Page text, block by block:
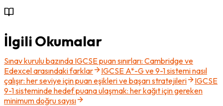
İlgili Okumalar
Sınav kurulu bazında IGCSE puan sınırları: Cambridge ve
Edexcel arasındaki farklar
IGCSE A*-G ve 9-1 sistemi nasıl
çalışır: her seviye için puan eşikleri ve başarı stratejileri
IGCSE
9-1 sisteminde hedef puana ulaşmak: her kağıt için gereken
minimum doğru sayısı